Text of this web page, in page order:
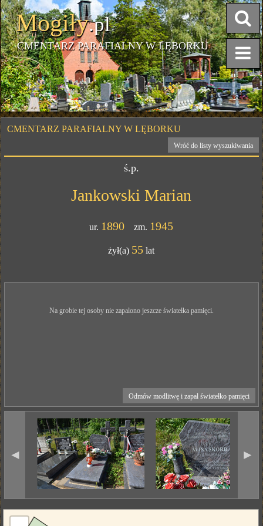
Mogiły.pl
CMENTARZ PARAFIALNY W LĘBORKU
CMENTARZ PARAFIALNY W LĘBORKU
Wróć do listy wyszukiwania
ś.p.
Jankowski Marian
ur. 1890 zm. 1945
żył(a) 55 lat
Na grobie tej osoby nie zapalono jeszcze światełka pamięci.
Odmów modlitwę i zapal światełko pamięci
◄ ►